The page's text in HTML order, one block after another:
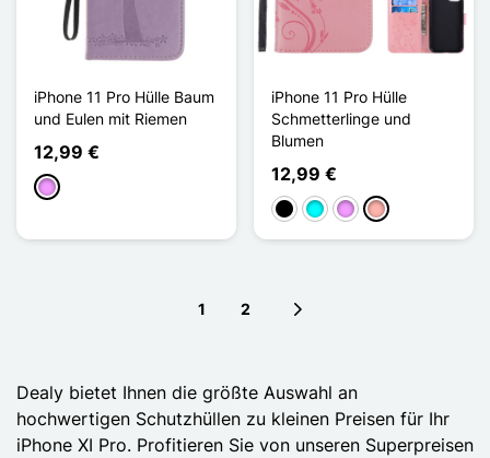
iPhone 11 Pro Hülle Baum
und Eulen mit Riemen
12,99 €
Hellviolett
iPhone 11 Pro Hülle
Schmetterlinge und
Blumen
12,99 €
Schwarz
CyanHellviolettRoségold
1 2
Dealy bietet Ihnen die größte Auswahl an
hochwertigen Schutzhüllen zu kleinen Preisen für Ihr
iPhone XI Pro. Profitieren Sie von unseren Superpreisen